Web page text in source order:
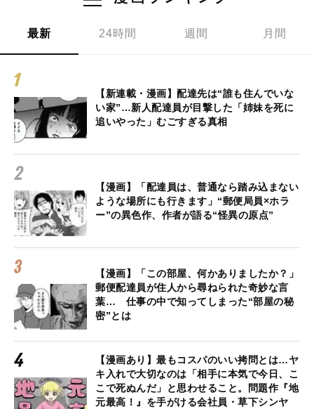
最新 24時間 週間 月間
【新連載・漫画】配達先は“誰も住んでいな
い家”…新人配達員が目撃した「姉妹を死に
追いやった」むごすぎる真相
【漫画】「配達員は、普通なら踏み込まない
ような場所にも行きます」“郵便局員×ホラ
ー”の異色作、作者が語る“怪異の原点”
【漫画】「この部屋、何かありましたか？」
郵便配達員が住人から尋ねられた奇妙な言
葉… 仕事の中で知ってしまった“部屋の秘
密”とは
【漫画あり】最もコスパのいい拷問とは…ヤ
キ入れで大切なのは「相手に本気で今日、こ
こで死ぬんだ」と思わせること。問題作『地
元最高！』を手がける会社員・草下シンヤ